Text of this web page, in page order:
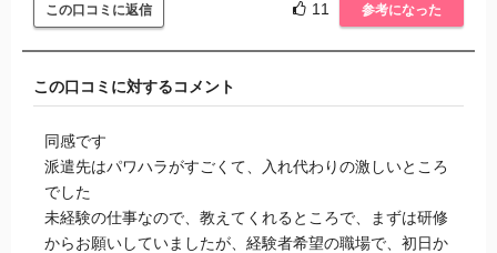
何かとわたしのタイミングが悪かっただけかもしれません
とにかく、他の派遣会社では一度も経験したことがないあり
えない対応ばかりでした。
今まで派遣で働いてきて大してひどい目に遭ったことはなか
ったので、どうして世の中の派遣のイメージが悪いのかよく
わかりませんでしたが、やっとわかりました。
二度と関わりません。
この口コミに返信 11 参考になった
この口コミに対するコメント
同感です
派遣先はパワハラがすごくて、入れ代わりの激しいところ
でした
未経験の仕事なので、教えてくれるところで、まずは研修
からお願いしていましたが、経験者希望の職場で、初日か